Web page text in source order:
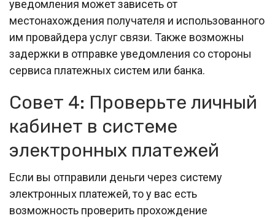
уведомления может зависеть от
местонахождения получателя и использованного
им провайдера услуг связи. Также возможны
задержки в отправке уведомления со стороны
сервиса платежных систем или банка.
Совет 4: Проверьте личный
кабинет в системе
электронных платежей
Если вы отправили деньги через систему
электронных платежей, то у вас есть
возможность проверить прохождение